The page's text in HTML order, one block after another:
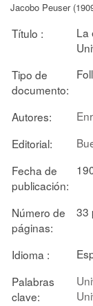
Jacobo Peuser
Título :
La
Tipo de
documento:
Autores:
Editorial:
Fecha de
publicación:
Número de
páginas:
33
Idioma :
Palabras
clave: